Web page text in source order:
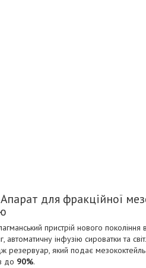
для фракційної
пристрій нового покоління
автоматичну інфузію сироватки та
резервуар, який подає
до 90%.